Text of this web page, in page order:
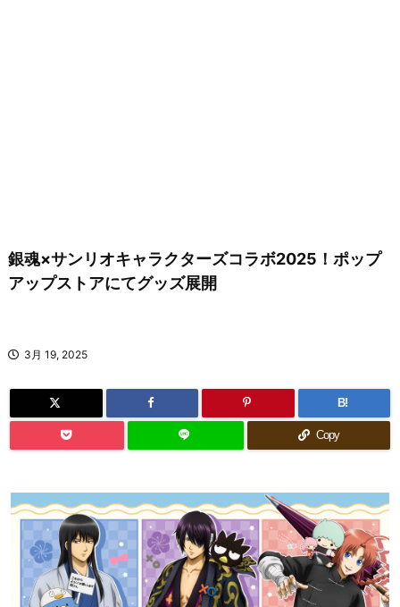
銀魂×サンリオキャラクターズコラボ2025！ポップ
アップストアにてグッズ展開
3月 19, 2025
B!
Copy